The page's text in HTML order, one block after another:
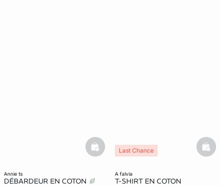
annie ts
DÉBARDEUR EN COTON
basketfull
a falvia
T-SHIRT EN COTON
Last Chance